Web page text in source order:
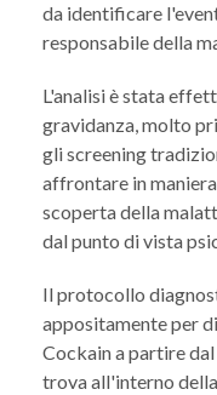
da identificare
responsabile della
L'analisi è stata
gravidanza, molto
gli screening
affrontare in
scoperta della
dal punto di vista
Il protocollo
appositamente per
Cockain a partire
trova all'interno